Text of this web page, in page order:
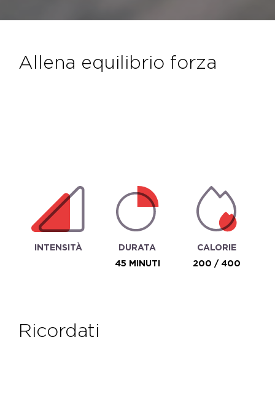
allena equilibrio forza
INTENSITÀ
DURATA
45 MINUTI
CALORIE
200 / 400
ricordati